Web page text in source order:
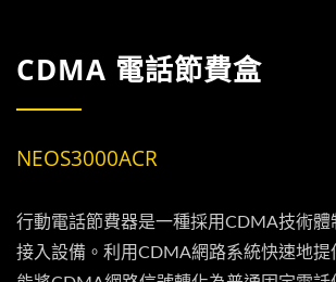
CDMA 電話節費盒
NEOS3000ACR
行動電話節費器是一種採用CDMA技術體
接入設備。利用CDMA網路系統快速地提